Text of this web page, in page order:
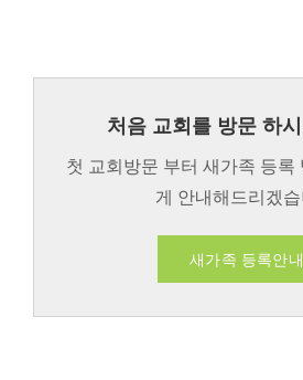
처음 교회를 방문 하
첫 교회방문 부터 새가족 등록
게 안내해드리겠
새가족 등록안내